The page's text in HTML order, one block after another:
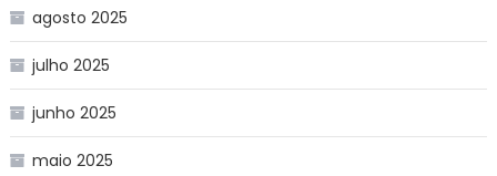
agosto 2025
julho 2025
junho 2025
maio 2025